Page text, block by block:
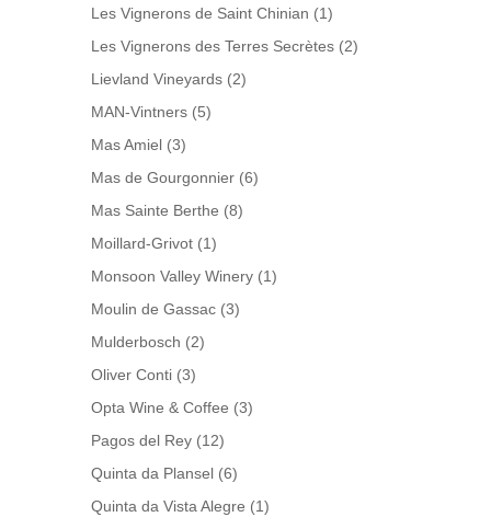
Les Vignerons de Saint Chinian (1)
Les Vignerons des Terres Secrètes (2)
Lievland Vineyards (2)
MAN-Vintners (5)
Mas Amiel (3)
Mas de Gourgonnier (6)
Mas Sainte Berthe (8)
Moillard-Grivot (1)
Monsoon Valley Winery (1)
Moulin de Gassac (3)
Mulderbosch (2)
Oliver Conti (3)
Opta Wine & Coffee (3)
Pagos del Rey (12)
Quinta da Plansel (6)
Quinta da Vista Alegre (1)